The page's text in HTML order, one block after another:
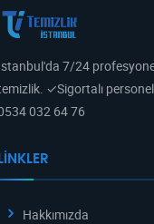
7/24
✓Sigortalı
032 64 76
Hakkımızda